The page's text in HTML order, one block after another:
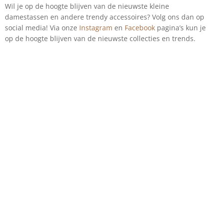
Wil je op de hoogte blijven van de nieuwste kleine
damestassen en andere trendy accessoires? Volg ons dan op
social media! Via onze Instagram en Facebook pagina’s kun je
op de hoogte blijven van de nieuwste collecties en trends.